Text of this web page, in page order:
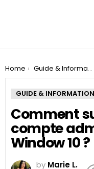
You are here:
Home Guide & Informations
GUIDE &
Comment
compte
Window 10 ?
by Marie L.